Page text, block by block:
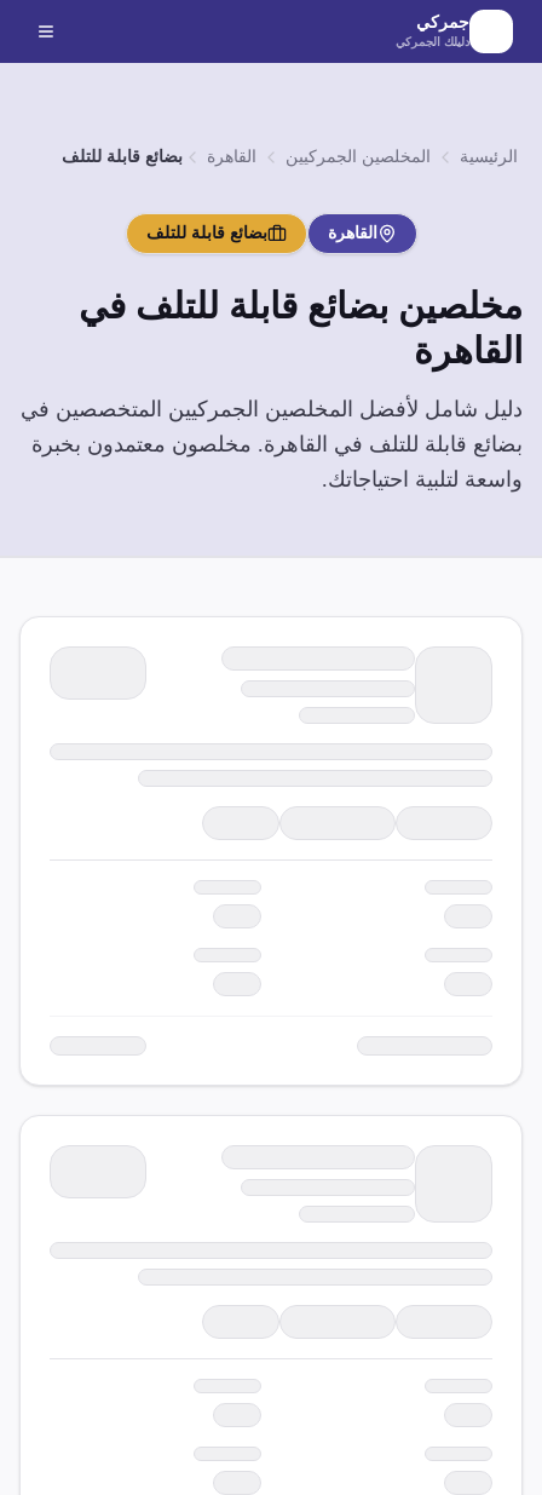
الانتقال إلى المحتوى الرئيسي
جمركي
دليلك الجمركي
الرئيسية المخلصين الجمركيين القاهرة بضائع قابلة للتلف
القاهرة بضائع قابلة للتلف
مخلصين بضائع قابلة للتلف في
القاهرة
دليل شامل لأفضل المخلصين الجمركيين المتخصصين في
بضائع قابلة للتلف في القاهرة. مخلصون معتمدون بخبرة
واسعة لتلبية احتياجاتك.